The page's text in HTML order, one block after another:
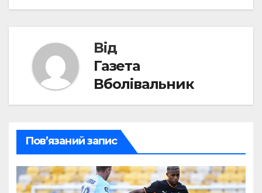
записів
Від
Газета
Вболівальник
Пов’язаний запис